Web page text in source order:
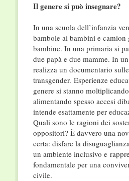
Il genere si può insegnare?
In una scuola dell’infanzia
bambole ai bambini e camion
bambine. In una primaria si
due papà e due mamme. In
realizza un documentario
transgender. Esperienze
genere si stanno
alimentando spesso accesi
intende esattamente per
Quali sono le ragioni dei
oppositori? È davvero una
certa: disfare la
un ambiente inclusivo e
fondamentale per una
civile.